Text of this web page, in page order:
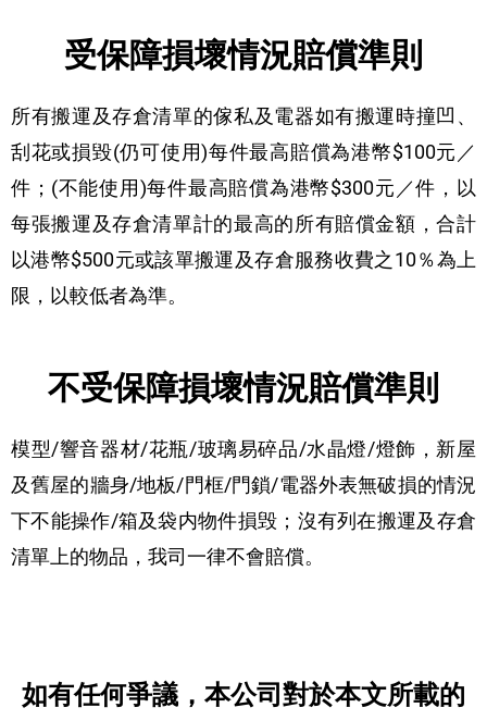
受保障損壞情況賠償準則
所有搬運及存倉清單的傢私及電器如有搬運時撞凹、
刮花或損毀(仍可使用)每件最高賠償為港幣$100元／
件；(不能使用)每件最高賠償為港幣$300元／件，以
每張搬運及存倉清單計的最高的所有賠償金額，合計
以港幣$500元或該單搬運及存倉服務收費之10％為上
限，以較低者為準。
不受保障損壞情況賠償準則
模型/響音器材/花瓶/玻璃易碎品/水晶燈/燈飾，新屋
及舊屋的牆身/地板/門框/門鎖/電器外表無破損的情況
下不能操作/箱及袋内物件損毁；沒有列在搬運及存倉
清單上的物品，我司一律不會賠償。
如有任何爭議，本公司對於本文所載的